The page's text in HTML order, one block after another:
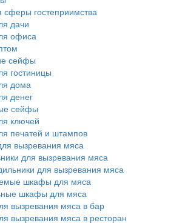
гостеприимства
дачи
офиса
сейфы
гостиницы
дома
денег
сейфы
ключей
печатей и штампов
вызревания мяса
для вызревания мяса
для вызревания мяса
шкафы для мяса
шкафы для мяса
вызревания мяса в бар
вызревания мяса в ресторан